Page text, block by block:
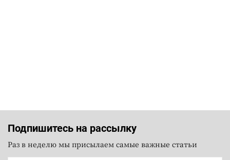
Подпишитесь на рассылку
Раз в неделю мы присылаем самые важные статьи